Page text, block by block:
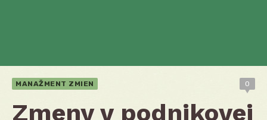
MANAŽMENT ZMIEN 0
Zmeny v podnikovej